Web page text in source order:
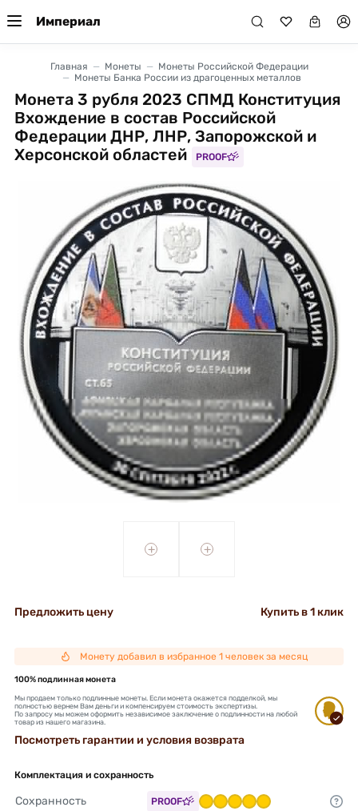
Империал
Главная Монеты
Монеты Российской Федерации
Монеты Банка России из драгоценных металлов
Монета 3 рубля 2023 СПМД Конституция
Вхождение в состав Российской
Федерации ДНР, ЛНР, Запорожской и
Херсонской областей
PROOF
+ +
Предложить цену Купить в 1 клик
Монету добавил в избранное 1 человек за месяц
100% подлинная монета
Мы продаем только подлинные монеты. Если монета окажется подделкой, мы
полностью вернем Вам деньги и компенсируем стоимость экспертизы.
По запросу мы можем оформить независимое заключение о подлинности на любой
товар из нашего магазина.
Посмотреть гарантии и условия возврата
Комплектация и сохранность
Сохранность PROOF